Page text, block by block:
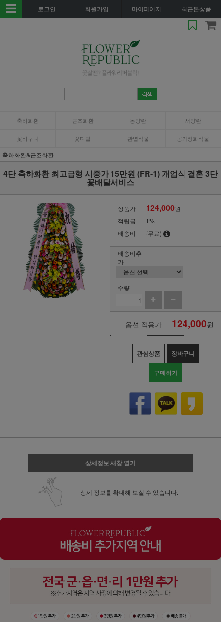
로그인 회원가입 마이페이지 최근본상품
축하화환 근조화환 동양란 서양란
꽃바구니 꽃다발 관엽식물 공기정화식물
축하화환&근조화환
4단 축하화환 최고급형 시중가 15만원 (FR-1) 개업식 결혼 3단
꽃배달서비스
상품가 124,000원
적립금
1%
배송비
(무료)
배송비추
가
수량
옵션 적용가 124,000원
관심상품 장바구니
구매하기
상세정보 새창 열기
상세 정보를 확대해 보실 수 있습니다.